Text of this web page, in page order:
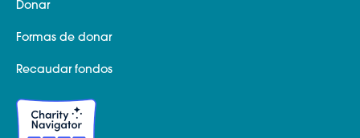
Donar
Formas de donar
Recaudar fondos